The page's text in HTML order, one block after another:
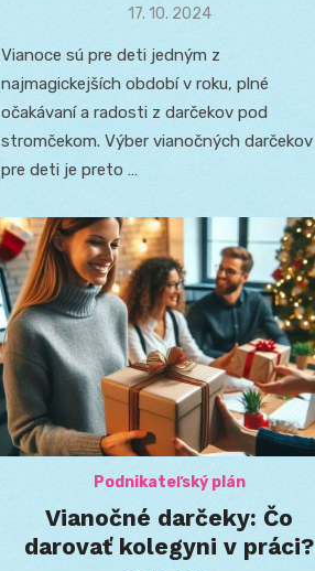
Posted
17. 10. 2024
Vianoce sú pre deti jedným z
najmagickejších období v roku, plné
očakávaní a radosti z darčekov pod
stromčekom. Výber vianočných darčekov
pre deti je preto …
Podnikateľský plán
Vianočné darčeky: Čo
darovať kolegyni v práci?